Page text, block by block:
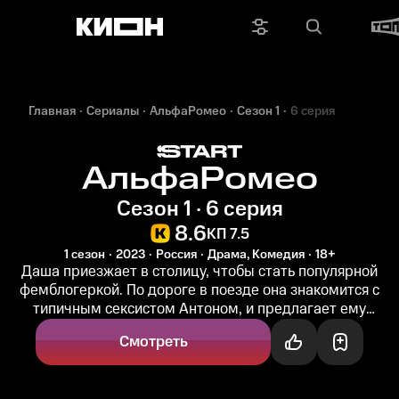
Главная Сериалы АльфаРомео Сезон 1 6 серия
АльфаРомео
Сезон 1 · 6 серия
8.6КП 7.5
1 сезон 2023 Россия Драма, Комедия 18+
Даша приезжает в столицу, чтобы стать популярной
фемблогеркой. По дороге в поезде она знакомится с
типичным сексистом Антоном, и предлагает ему
эксперимент: быть главным...
Смотреть